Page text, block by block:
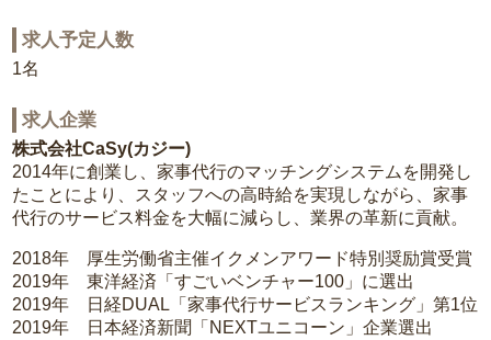
求人予定人数
1名
求人企業
株式会社CaSy(カジー)
2014年に創業し、家事代行のマッチングシステムを開発し
たことにより、スタッフへの高時給を実現しながら、家事
代行のサービス料金を大幅に減らし、業界の革新に貢献。
2018年 厚生労働省主催イクメンアワード特別奨励賞受賞
2019年 東洋経済「すごいベンチャー100」に選出
2019年 日経DUAL「家事代行サービスランキング」第1位
2019年 日本経済新聞「NEXTユニコーン」企業選出